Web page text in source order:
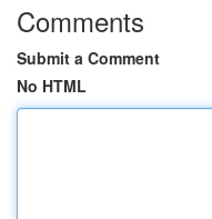
Comments
Submit a Comment
No HTML